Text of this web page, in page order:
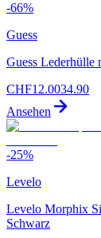
-66%
Guess
Guess Lederhülle
CHF12.0034.90
Ansehen
-25%
Levelo
Levelo Morphix
Schwarz